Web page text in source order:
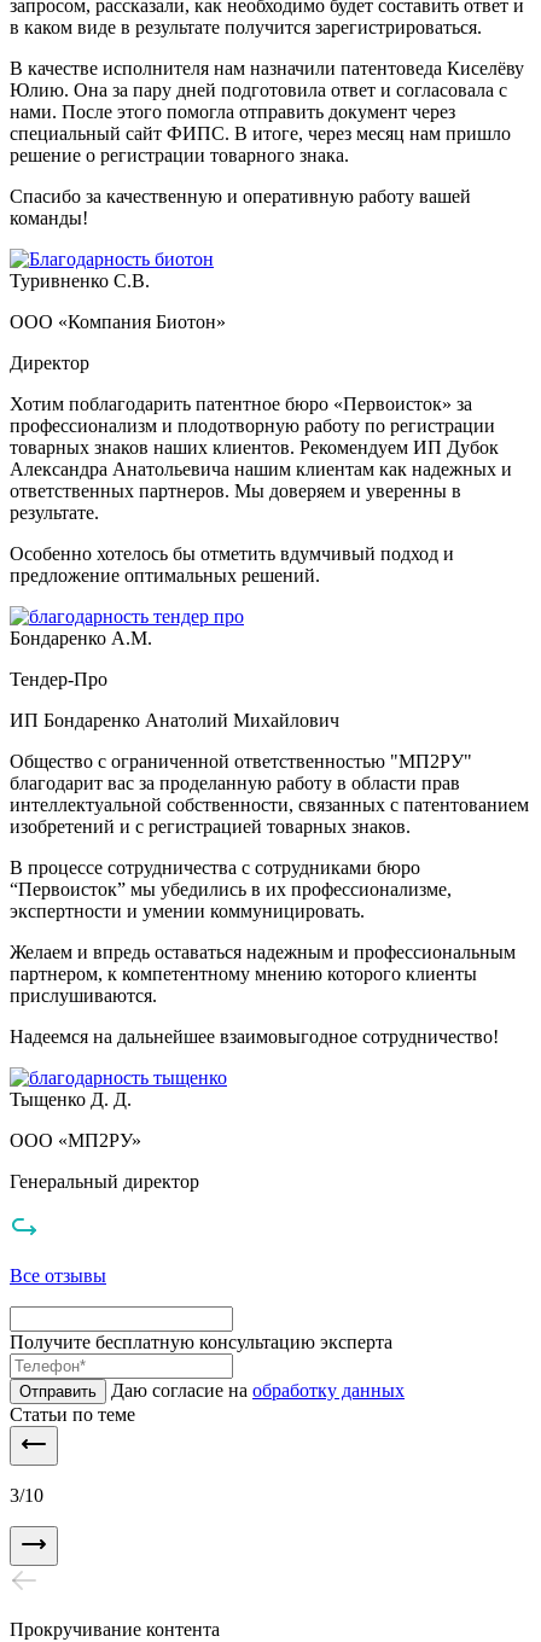
запросом, рассказали, как необходимо будет составить ответ и
в каком виде в результате получится зарегистрироваться.
В качестве исполнителя нам назначили патентоведа Киселёву
Юлию. Она за пару дней подготовила ответ и согласовала с
нами. После этого помогла отправить документ через
специальный сайт ФИПС. В итоге, через месяц нам пришло
решение о регистрации товарного знака.
Спасибо за качественную и оперативную работу вашей
команды!
Туривненко С.В.
ООО «Компания Биотон»
Директор
Хотим поблагодарить патентное бюро «Первоисток» за
профессионализм и плодотворную работу по регистрации
товарных знаков наших клиентов. Рекомендуем ИП Дубок
Александра Анатольевича нашим клиентам как надежных и
ответственных партнеров. Мы доверяем и уверенны в
результате.
Особенно хотелось бы отметить вдумчивый подход и
предложение оптимальных решений.
Бондаренко А.М.
Тендер-Про
ИП Бондаренко Анатолий Михайлович
Общество с ограниченной ответственностью "МП2РУ"
благодарит вас за проделанную работу в области прав
интеллектуальной собственности, связанных с патентованием
изобретений и с регистрацией товарных знаков.
В процессе сотрудничества с сотрудниками бюро
“Первоисток” мы убедились в их профессионализме,
экспертности и умении коммуницировать.
Желаем и впредь оставаться надежным и профессиональным
партнером, к компетентному мнению которого клиенты
прислушиваются.
Надеемся на дальнейшее взаимовыгодное сотрудничество!
Тыщенко Д. Д.
ООО «МП2РУ»
Генеральный директор
Все отзывы
Получите бесплатную консультацию эксперта
Отправить Даю согласие на обработку данных
Статьи по теме
3/10
Прокручивание контента